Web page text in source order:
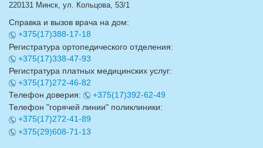
220131 Минск, ул. Кольцова, 53/1
Справка и вызов врача на дом:
+375(17)388-17-18
Регистратура ортопедического отделения:
+375(17)338-47-93
Регистратура платных медицинских услуг:
+375(17)272-46-82
Телефон доверия:
+375(17)392-62-49
Телефон "горячей линии" поликлиники:
+375(17)272-41-89
+375(29)608-71-13